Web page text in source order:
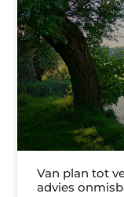
Van plan tot
advies